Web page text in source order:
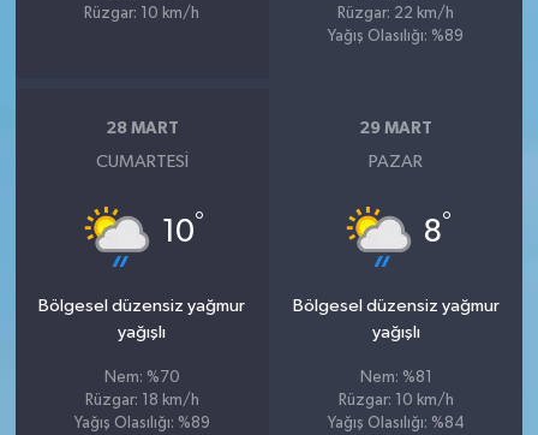
Rüzgar: 10 km/h
Rüzgar: 22 km/h
Yağış Olasılığı: %89
28 MART
CUMARTESI
10°
Bölgesel düzensiz yağmur
yağışlı
Nem: %70
Rüzgar: 18 km/h
Yağış Olasılığı: %89
29 MART
PAZAR
8°
Bölgesel düzensiz yağmur
yağışlı
Nem: %81
Rüzgar: 10 km/h
Yağış Olasılığı: %84